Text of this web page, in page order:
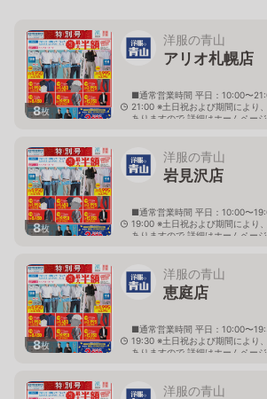
8枚
洋服の青山
アリオ札幌店
■通常営業時間 平日：10:00〜
21:00 ※土日祝および期間により
ありますので 詳細はホームペー
8枚
洋服の青山
岩見沢店
■通常営業時間 平日：10:00〜
19:00 ※土日祝および期間により
ありますので 詳細はホームペー
8枚
洋服の青山
恵庭店
■通常営業時間 平日：10:00〜
19:30 ※土日祝および期間により
ありますので 詳細はホームペー
洋服の青山